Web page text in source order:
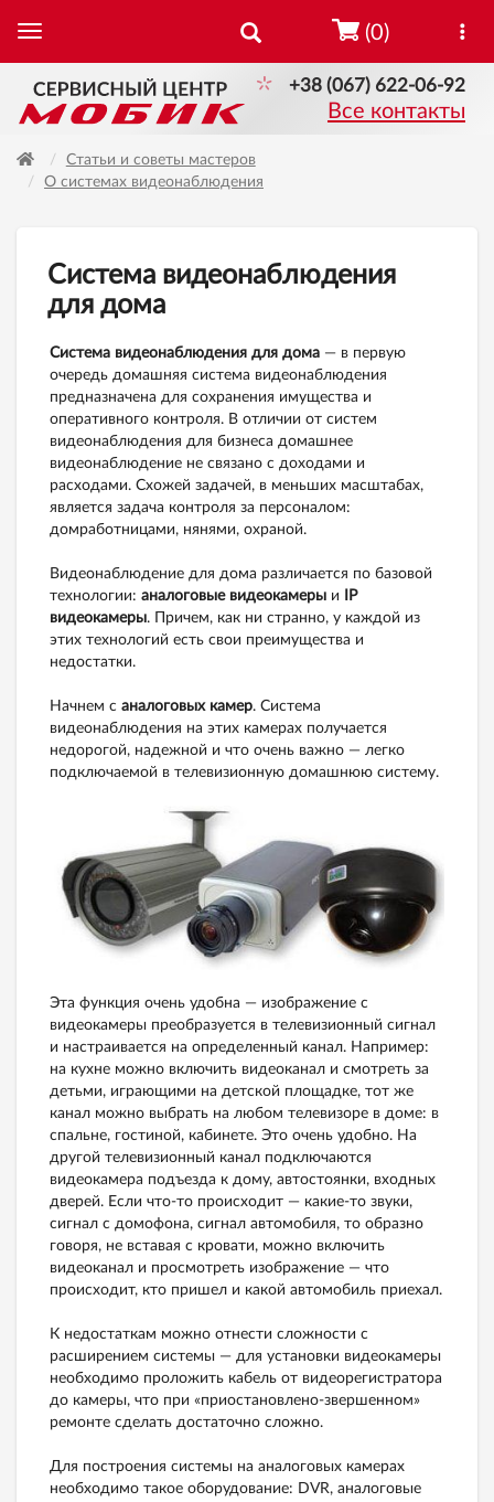
+38 (067) 622-06-92
Все контакты
(0)
Статьи и советы мастеров
О системах видеонаблюдения
Система видеонаблюдения
для дома
Система видеонаблюдения для дома — в первую
очередь домашняя система видеонаблюдения
предназначена для сохранения имущества и
оперативного контроля. В отличии от систем
видеонаблюдения для бизнеса домашнее
видеонаблюдение не связано с доходами и
расходами. Схожей задачей, в меньших масштабах,
является задача контроля за персоналом:
домработницами, нянями, охраной.
Видеонаблюдение для дома различается по базовой
технологии: аналоговые видеокамеры и
IP
видеокамеры. Причем, как ни странно, у каждой из
этих технологий есть свои преимущества и
недостатки.
Начнем с аналоговых камер. Система
видеонаблюдения на этих камерах получается
недорогой, надежной и что очень важно — легко
подключаемой в телевизионную домашнюю систему.
Эта функция очень удобна — изображение с
видеокамеры преобразуется в телевизионный сигнал
и настраивается на определенный канал. Например:
на кухне можно включить видеоканал и смотреть за
детьми, играющими на детской площадке, тот же
канал можно выбрать на любом телевизоре в доме: в
спальне, гостиной, кабинете. Это очень удобно. На
другой телевизионный канал подключаются
видеокамера подъезда к дому, автостоянки, входных
дверей. Если что-то происходит — какие-то звуки,
сигнал с домофона, сигнал автомобиля, то образно
говоря, не вставая с кровати, можно включить
видеоканал и просмотреть изображение — что
происходит, кто пришел и какой автомобиль приехал.
К недостаткам можно отнести сложности с
расширением системы — для установки видеокамеры
необходимо проложить кабель от видеорегистратора
до камеры, что при «приостановлено-звершенном»
ремонте сделать достаточно сложно.
Для построения системы на аналоговых камерах
необходимо такое оборудование: DVR, аналоговые